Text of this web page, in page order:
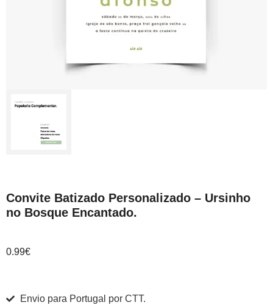
Convite Batizado Personalizado – Ursinho
no Bosque Encantado.
0.99€
Envio para Portugal por CTT.